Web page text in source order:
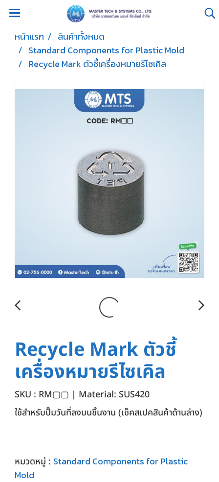
หน้าแรก
สินค้าทั้งหมด
Standard Components for Plastic Mold
Recycle Mark ตัวชี้เครื่องหมายรีไซเคิล
Recycle Mark ตัวชี้
เครื่องหมายรีไซเคิล
SKU : RM▢▢ | Material: SUS420
ใช้สำหรับปั๊มวันที่ลงบนชิ้นงาน (เช็คสเปคสินค้าด้านล่าง)
หมวดหมู่ : Standard Components for Plastic
Mold